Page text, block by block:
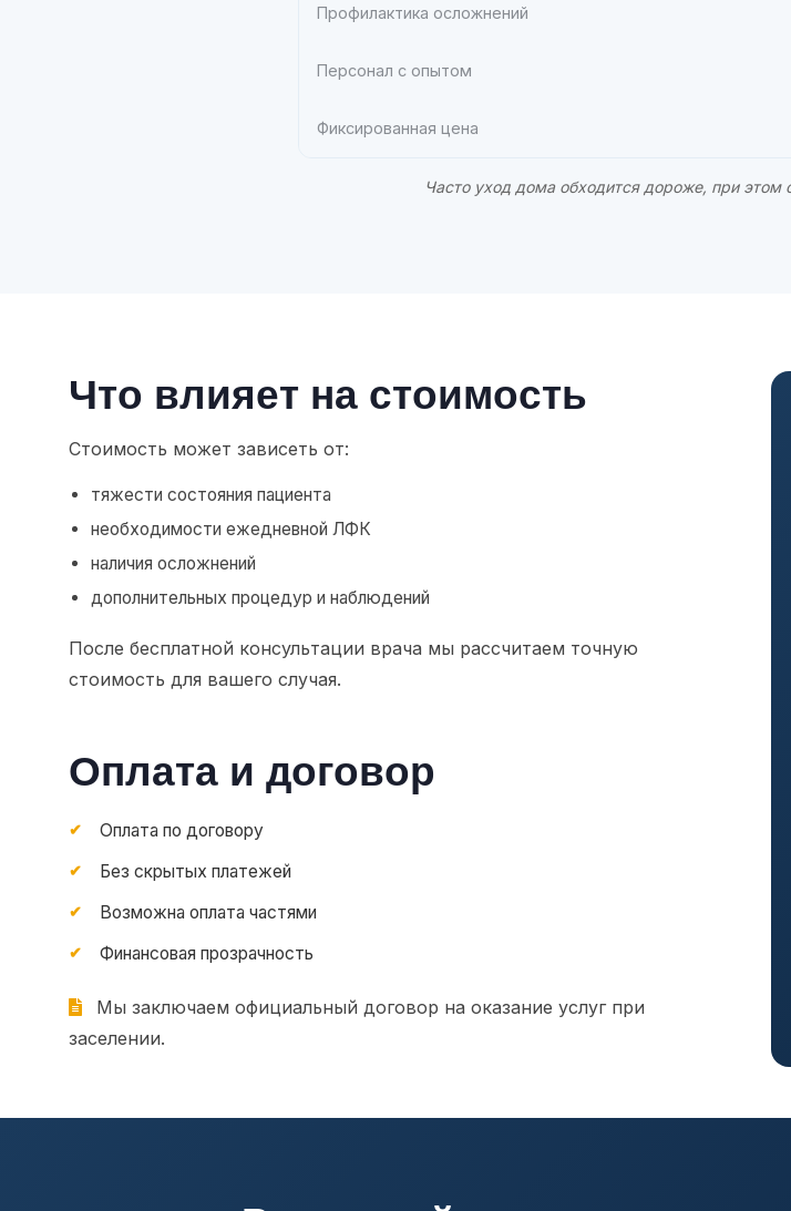
Профилактика осложнений
Персонал с опытом
Фиксированная цена
Часто уход дома обходится дороже, при этом
Что влияет на стоимость
Стоимость может зависеть от:
тяжести состояния пациента
необходимости ежедневной ЛФК
наличия осложнений
дополнительных процедур и наблюдений
После бесплатной консультации врача мы рассчитаем точную
стоимость для вашего случая.
Оплата и договор
Оплата по договору
Без скрытых платежей
Возможна оплата частями
Финансовая прозрачность
Мы заключаем официальный договор на оказание услуг при
заселении.